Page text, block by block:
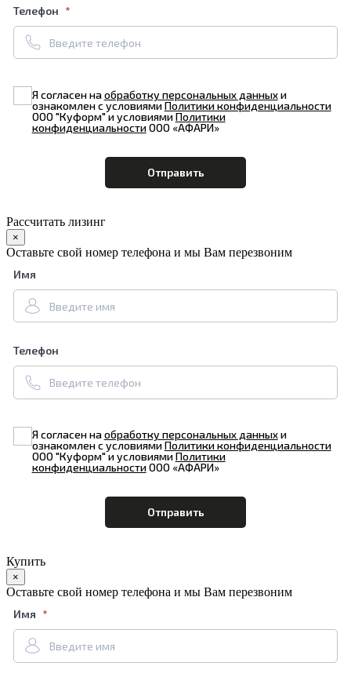
Телефон
Я согласен наобработку персональных данныхи
ознакомлен с условиямиПолитики конфиденциальности
ООО "Куформ" и условиямиПолитики
конфиденциальностиООО «АФАРИ»
Рассчитать лизинг
×
Оставьте свой номер телефона и мы Вам перезвоним
Имя
Телефон
Я согласен наобработку персональных данныхи
ознакомлен с условиямиПолитики конфиденциальности
ООО "Куформ" и условиямиПолитики
конфиденциальностиООО «АФАРИ»
Купить
×
Оставьте свой номер телефона и мы Вам перезвоним
Имя